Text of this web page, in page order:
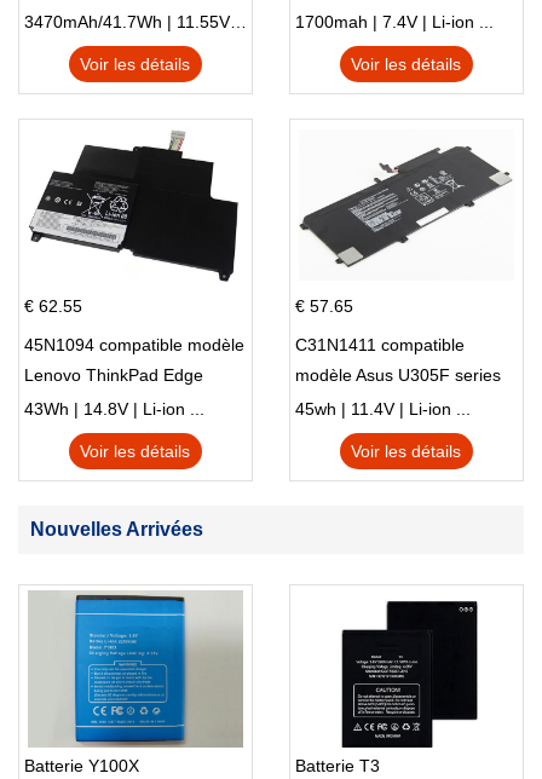
3470mAh/41.7Wh | 11.55V | Li-ion ...
Voir les détails
IC-F61 IC-M87
1700mah | 7.4V | Li-ion ...
Voir les détails
€ 62.55
45N1094 compatible modèle
Lenovo ThinkPad Edge
S230u Twist
43Wh | 14.8V | Li-ion ...
Voir les détails
€ 57.65
C31N1411 compatible
modèle Asus U305F series
45wh | 11.4V | Li-ion ...
Voir les détails
Nouvelles Arrivées
Batterie Y100X
Batterie T3